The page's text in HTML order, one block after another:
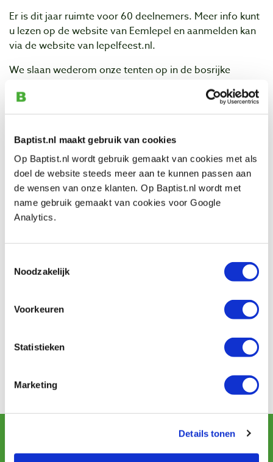
Baptist.nl maakt gebruik van cookies
Op Baptist.nl wordt gebruik gemaakt van cookies met als
doel de website steeds meer aan te kunnen passen aan
de wensen van onze klanten. Op Baptist.nl wordt met
name gebruik gemaakt van cookies voor Google
Analytics.
Noodzakelijk
Voorkeuren
Statistieken
Marketing
Details tonen
Er is dit jaar ruimte voor 60 deelnemers. Meer info kunt
u lezen op de website van Eemlepel en aanmelden kan
via de website van lepelfeest.nl.
We slaan wederom onze tenten op in de bosrijke
omgeving van Landgoed Welna op de Veluwe en vullen
het met een rijk aanbod aan workshops, technieken,
clinics, en presentaties van:
- Annette Koehnen | Fingerprint Furniture
- Job Suijker | Vers Hout
- Sjors van de Meer | Vers Hout
- Maurits Sengers | Eemlepel
Datum: zaterdag 7 t/m zondag 8 september 2019
Tijd: zaterdag 9:00 uur tot zondag 16:00 uur
Locatie: Kamp Buitendoor, Landgoed Welna op de
Prijs: €165,- p.p.
Inclusief: kampeerplek voor tent en verse biologische
Plaats: Epe
Website Lepelfeest
Schrijf u in voor de maandelijkse nieuwsbrief